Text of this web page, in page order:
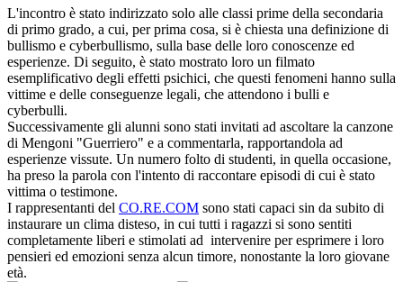
L'incontro è stato indirizzato solo alle classi prime della secondaria
di primo grado, a cui, per prima cosa, si è chiesta una definizione di
bullismo e cyberbullismo, sulla base delle loro conoscenze ed
esperienze. Di seguito, è stato mostrato loro un filmato
esemplificativo degli effetti psichici, che questi fenomeni hanno sulla
vittime e delle conseguenze legali, che attendono i bulli e
cyberbulli.
Successivamente gli alunni sono stati invitati ad ascoltare la canzone
di Mengoni "Guerriero" e a commentarla, rapportandola ad
esperienze vissute. Un numero folto di studenti, in quella occasione,
ha preso la parola con l'intento di raccontare episodi di cui è stato
vittima o testimone.
I rappresentanti del CO.RE.COM sono stati capaci sin da subito di
instaurare un clima disteso, in cui tutti i ragazzi si sono sentiti
completamente liberi e stimolati ad intervenire per esprimere i loro
pensieri ed emozioni senza alcun timore, nonostante la loro giovane
età.